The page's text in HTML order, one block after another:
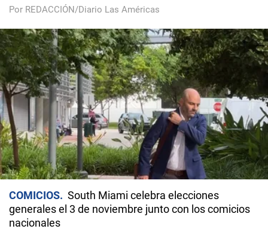
Por REDACCIÓN/Diario Las Américas
COMICIOS
South Miami celebra elecciones
generales el 3 de noviembre junto con los comicios
nacionales